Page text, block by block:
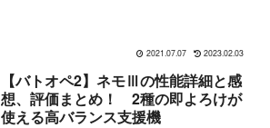
2021.07.07 2023.02.03
【バトオペ2】ネモⅢの性能詳細と感
想、評価まとめ！ 2種の即よろけが
使える高バランス支援機